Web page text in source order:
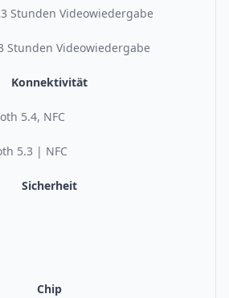
Stunden Videowiedergabe
Stunden Videowiedergabe
Konnektivität
5.4, NFC
5.3 | NFC
Sicherheit
Chip